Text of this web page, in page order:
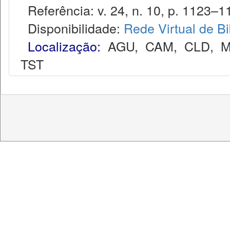
Referência: v. 24, n. 10, p.
Disponibilidade: Rede Virtual de
Localização: AGU, CAM, CLD,
TST